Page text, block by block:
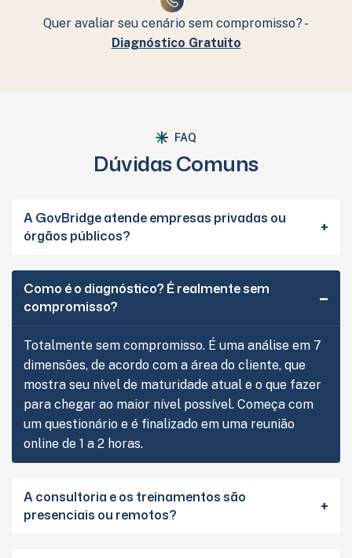
Quer avaliar seu cenário sem compromisso? -
Diagnóstico Gratuito
FAQ
Dúvidas Comuns
A GovBridge atende empresas privadas ou
órgãos públicos?
Como é o diagnóstico? É realmente sem
compromisso?
Totalmente sem compromisso. É uma análise em 7
dimensões, de acordo com a área do cliente, que
mostra seu nível de maturidade atual e o que fazer
para chegar ao maior nível possível. Começa com
um questionário e é finalizado em uma reunião
online de 1 a 2 horas.
A consultoria e os treinamentos são
presenciais ou remotos?